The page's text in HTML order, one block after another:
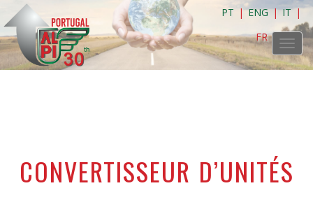
PT |ENG|IT|
FR
CONVERTISSEUR D’UNITÉS